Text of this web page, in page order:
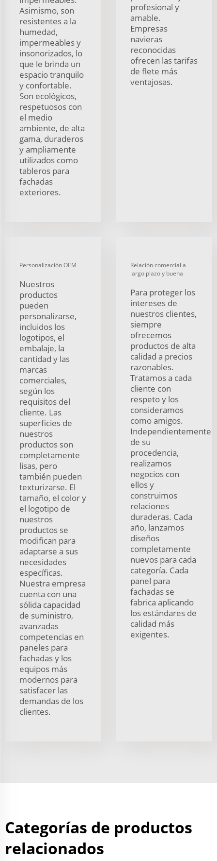
Asimismo, son
resistentes a la
humedad,
impermeables y
insonorizados, lo
que le brinda un
espacio tranquilo
y confortable.
Son ecológicos,
respetuosos con
el medio
ambiente, de alta
gama, duraderos
y ampliamente
utilizados como
tableros para
fachadas
exteriores.
profesional y
amable.
Empresas
navieras
reconocidas
ofrecen las tarifas
de flete más
ventajosas.
Personalización OEM
Nuestros
productos
pueden
personalizarse,
incluidos los
logotipos, el
embalaje, la
cantidad y las
marcas
comerciales,
según los
requisitos del
cliente. Las
superficies de
nuestros
productos son
completamente
lisas, pero
también pueden
texturizarse. El
tamaño, el color y
el logotipo de
nuestros
productos se
modifican para
adaptarse a sus
necesidades
específicas.
Nuestra empresa
cuenta con una
sólida capacidad
de suministro,
avanzadas
competencias en
paneles para
fachadas y los
equipos más
modernos para
satisfacer las
demandas de los
clientes.
Relación comercial a
largo plazo y buena
Para proteger los
intereses de
nuestros clientes,
siempre
ofrecemos
productos de alta
calidad a precios
razonables.
Tratamos a cada
cliente con
respeto y los
consideramos
como amigos.
Independientemente
de su
procedencia,
realizamos
negocios con
ellos y
construimos
relaciones
duraderas. Cada
año, lanzamos
diseños
completamente
nuevos para cada
categoría. Cada
panel para
fachadas se
fabrica aplicando
los estándares de
calidad más
exigentes.
Categorías de productos
relacionados